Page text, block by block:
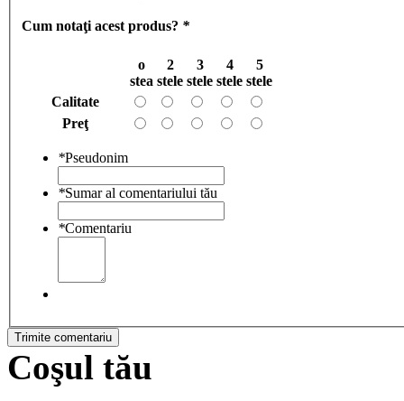
Cum notaţi acest produs? *
o
stea
2
stele
3
stele
4
stele
5
stele
Calitate
Preţ
*Pseudonim
*Sumar al comentariului tău
*Comentariu
Trimite comentariu
Coşul tău